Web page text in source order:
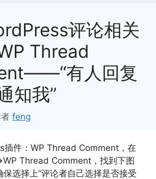
评论相关
Thread
有人回复
知我”
feng
插件：WP Thread Comment，在
Thread Comment，找到下图
保选择上“评论者自己选择是否接受